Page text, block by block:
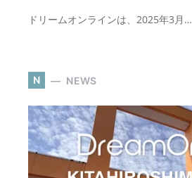
ドリームオンラインは、2025年3月…
N NEWS